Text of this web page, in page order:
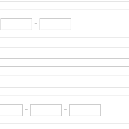
-
- -